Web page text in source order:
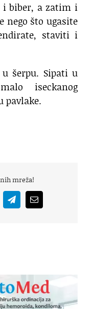
i biber, a zatim i
nego što ugasite
staviti i
šerpu. Sipati u
iseckanog
pavlake.
mreža!
TelegramEmail